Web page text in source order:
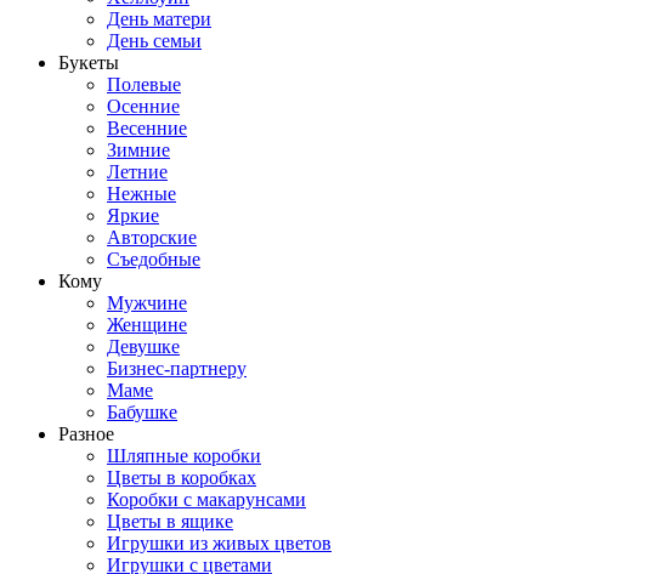
День матери
День семьи
Букеты
Полевые
Осенние
Весенние
Зимние
Летние
Нежные
Яркие
Авторские
Съедобные
Кому
Мужчине
Женщине
Девушке
Бизнес-партнеру
Маме
Бабушке
Разное
Шляпные коробки
Цветы в коробках
Коробки с макарунсами
Цветы в ящике
Игрушки из живых цветов
Игрушки с цветами